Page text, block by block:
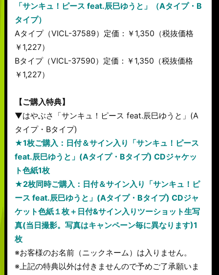
「サンキュ！ピース feat.辰巳ゆうと」（Aタイプ・B
タイプ）
Aタイプ（VICL-37589）定価：￥1,350（税抜価格
￥1,227）
Bタイプ（VICL-37590）定価：￥1,350（税抜価格
￥1,227）
【ご購入特典】
▼はやぶさ「サンキュ！ピース feat.辰巳ゆうと」(A
タイプ・Bタイプ)
★1枚ご購入：日付＆サイン入り「サンキュ！ピース
feat.辰巳ゆうと」(Aタイプ・Bタイプ) CDジャケッ
ト色紙1枚
★2枚同時ご購入：日付＆サイン入り「サンキュ！ピ
ース feat.辰巳ゆうと」(Aタイプ・Bタイプ) CDジャ
ケット色紙１枚＋日付&サイン入りツーショット生写
真(当日撮影。写真はキャンペーン毎に異なります)1
枚
※お客様のお名前（ニックネーム）は入りません。
※上記の特典以外は付きませんので予めご了承願いま